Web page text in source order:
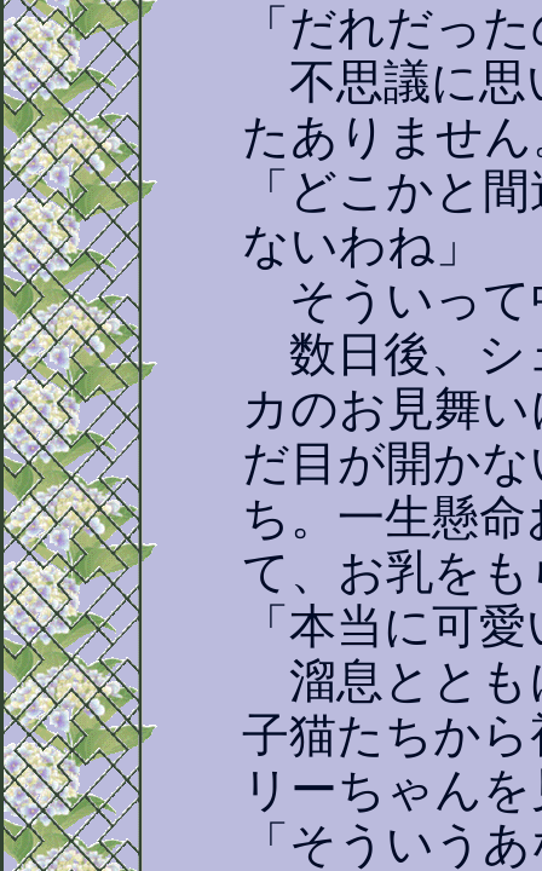
「だれだっ
不思議に思
たありませ
「どこかと
ないわね」
そういって
数日後、シ
カのお見舞
だ目が開か
ち。一生懸
て、お乳を
「本当に可
溜息ととも
子猫たちか
リーちゃん
「そういう